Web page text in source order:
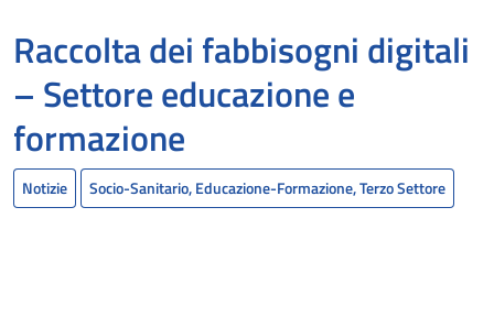
Raccolta dei fabbisogni digitali
– Settore educazione e
formazione
Notizie Socio-Sanitario, Educazione-Formazione, Terzo Settore